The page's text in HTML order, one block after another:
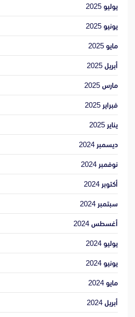
يوليو 2025
يونيو 2025
مايو 2025
أبريل 2025
مارس 2025
فبراير 2025
يناير 2025
ديسمبر 2024
نوفمبر 2024
أكتوبر 2024
سبتمبر 2024
أغسطس 2024
يوليو 2024
يونيو 2024
مايو 2024
أبريل 2024